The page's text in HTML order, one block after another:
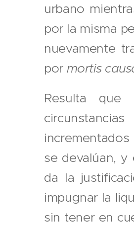
urbano
por la misma
nuevamente
por mortis
Resulta que
se devalúan,
da la
impugnar la
sin tener en